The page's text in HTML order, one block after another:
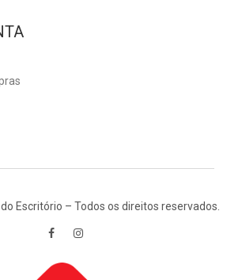
Escritório – Todos os direitos reservados.